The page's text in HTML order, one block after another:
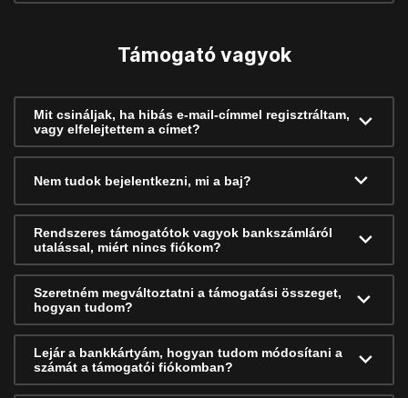
Támogató vagyok
Mit csináljak, ha hibás e-mail-címmel regisztráltam,
vagy elfelejtettem a címet?
Nem tudok bejelentkezni, mi a baj?
Rendszeres támogatótok vagyok bankszámláról
utalással, miért nincs fiókom?
Szeretném megváltoztatni a támogatási összeget,
hogyan tudom?
Lejár a bankkártyám, hogyan tudom módosítani a
számát a támogatói fiókomban?